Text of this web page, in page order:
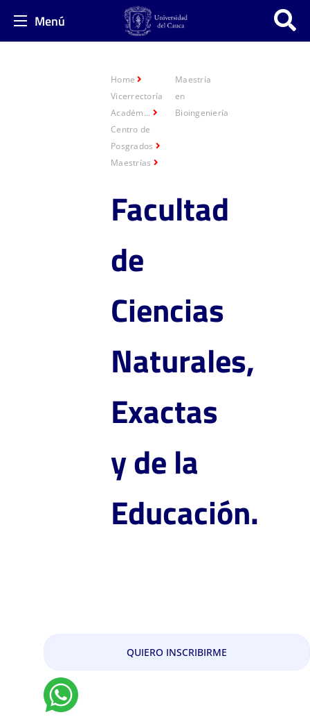
Menú
Home
Vicerrectoría
Académ...
Centro de
Posgrados
Maestrías
Maestría
en
Bioingeniería
Facultad
de
Ciencias
Naturales,
Exactas
y de la
Educación.
QUIERO INSCRIBIRME